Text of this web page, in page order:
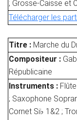
; Grosse-Caisse et
Télécharger les
Titre : Marche du
Compositeur :
Républicaine
Instruments :
; Saxophone
Cornet Si♭ 1&2 ;